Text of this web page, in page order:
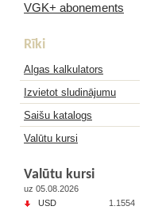
VGK+ abonements
Rīki
Algas kalkulators
Izvietot sludinājumu
Saišu katalogs
Valūtu kursi
Valūtu kursi
uz 05.08.2026
USD
1.1554